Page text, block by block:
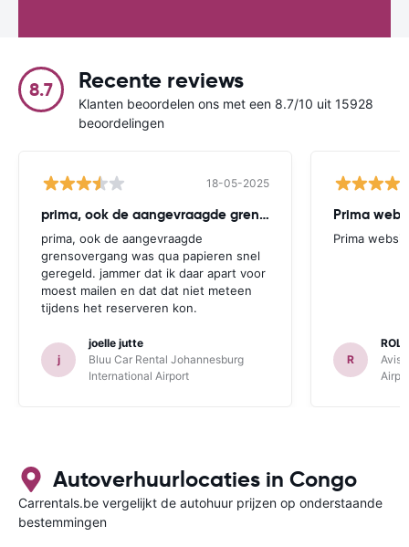
8.7 Recente reviews
Klanten beoordelen ons met een 8.7/10 uit 15928
beoordelingen
18-05-2025
prima, ook de aangevraagde grensovergang
prima, ook de aangevraagde
grensovergang was qua papieren snel
geregeld. jammer dat ik daar apart voor
moest mailen en dat dat niet meteen
tijdens het reserveren kon.
j
joelle jutte
Bluu Car Rental Johannesburg
International Airport
Prima
Prima
R
Avis
Autoverhuurlocaties in Congo
Carrentals.be vergelijkt de autohuur prijzen op onderstaande
bestemmingen